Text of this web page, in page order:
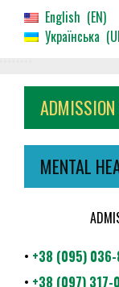
English
EN
Українська
MENTAL
• +38 (095)
• +38 (097)